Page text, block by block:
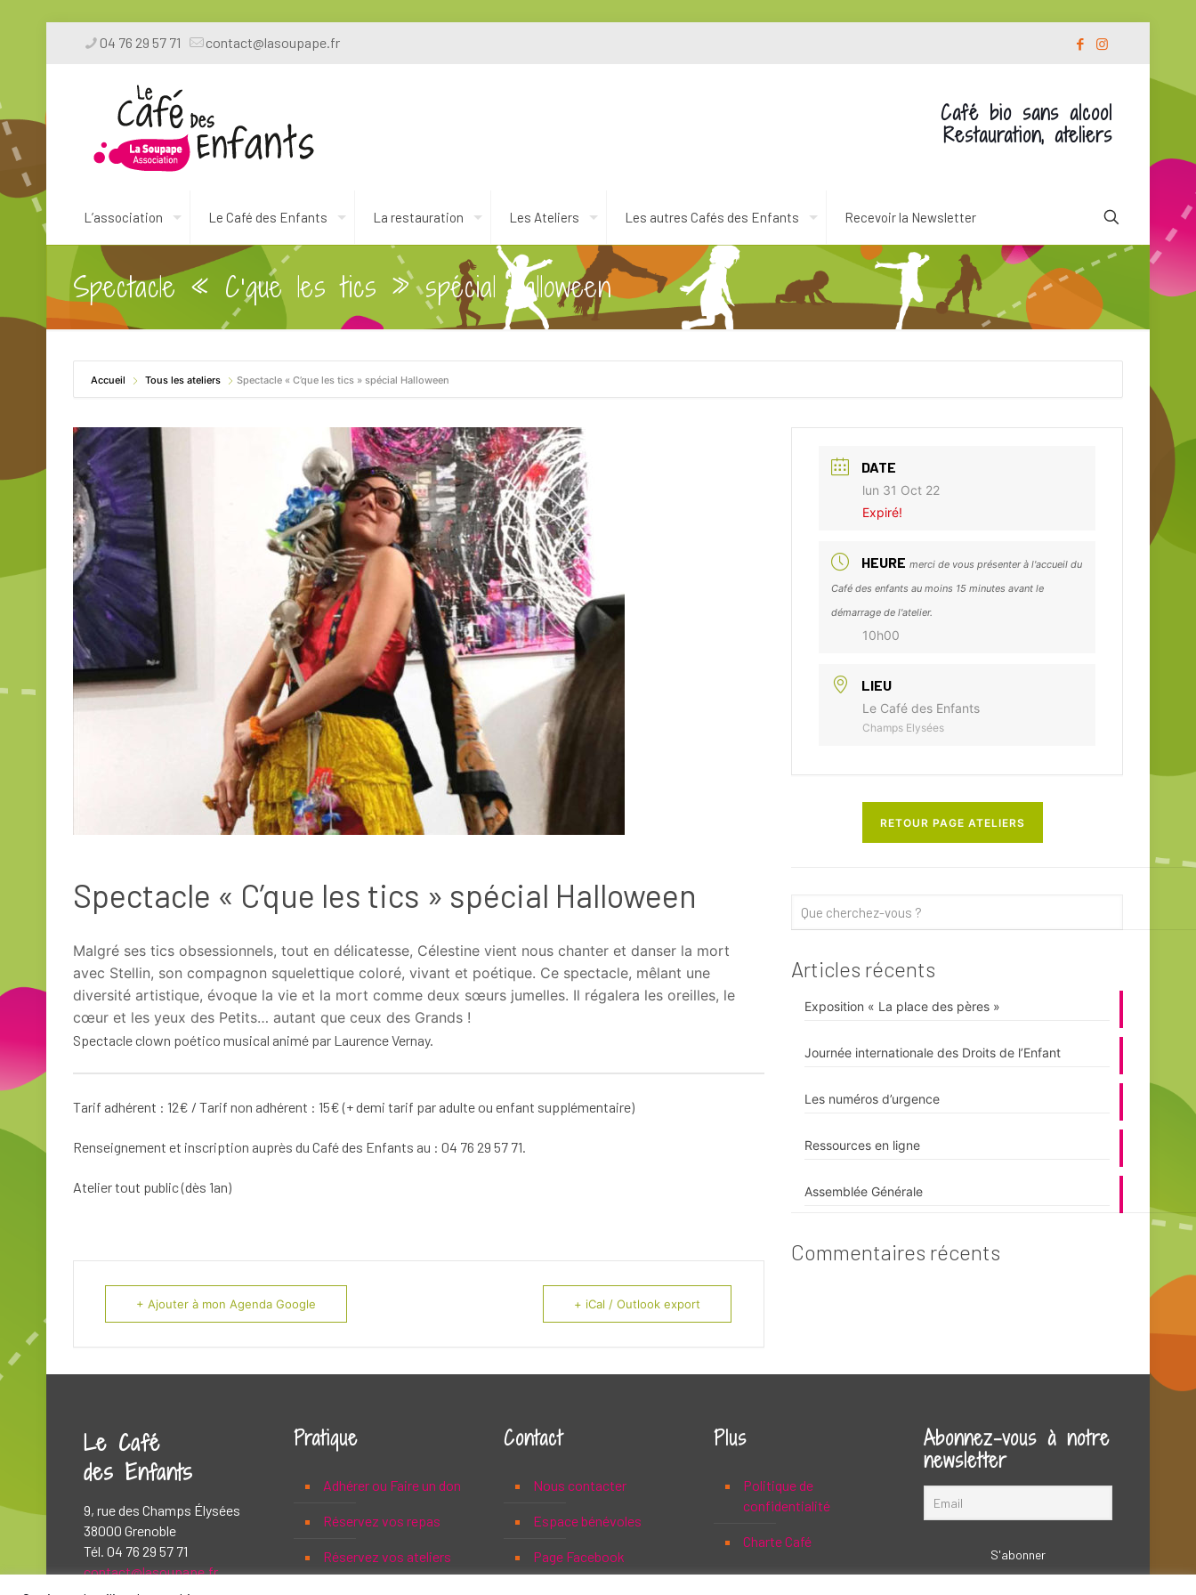
04 76 29 57 71 contact@lasoupape.fr
L’association Le Café des Enfants La restauration Les Ateliers Les autres Cafés des Enfants Recevoir la Newsletter
Café bio sans alcool
Restauration, ateliers
Spectacle « C’que les tics » spécial Halloween
Accueil Tous les ateliers Spectacle « C’que les tics » spécial Halloween
Spectacle « C’que les tics » spécial Halloween
Malgré ses tics obsessionnels, tout en délicatesse, Célestine vient nous chanter et danser la mort
avec Stellin, son compagnon squelettique coloré, vivant et poétique. Ce spectacle, mêlant une
diversité artistique, évoque la vie et la mort comme deux sœurs jumelles. Il régalera les oreilles, le
cœur et les yeux des Petits… autant que ceux des Grands !
Spectacle clown poético musical animé par Laurence Vernay.
Tarif adhérent : 12€ / Tarif non adhérent : 15€ (+ demi tarif par adulte ou enfant supplémentaire)
Renseignement et inscription auprès du Café des Enfants au : 04 76 29 57 71.
Atelier tout public (dès 1an)
+ Ajouter à mon Agenda Google + iCal / Outlook export
DATE
lun 31 Oct 22
Expiré!
HEURE merci de vous présenter à l'accueil du
Café des enfants au moins 15 minutes avant le
démarrage de l'atelier.
10h00
LIEU
Le Café des Enfants
Champs Elysées
RETOUR PAGE ATELIERS
Articles récents
Exposition « La place des pères »
Journée internationale des Droits de l’Enfant
Les numéros d’urgence
Ressources en ligne
Assemblée Générale
Commentaires récents
Le Café
des Enfants
9, rue des Champs Élysées
38000 Grenoble
Tél. 04 76 29 57 71
contact@lasoupape.fr
Pratique
Adhérer ou Faire un don
Réservez vos repas
Réservez vos ateliers
Contact
Nous contacter
Espace bénévoles
Page Facebook
Plus
Politique de
confidentialité
Charte Café
Abonnez-vous à notre
newsletter